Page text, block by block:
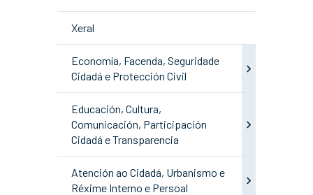
Xeral
Economía, Facenda, Seguridade
Cidadá e Protección Civil
Educación, Cultura,
Comunicación, Participación
Cidadá e Transparencia
Atención ao Cidadá, Urbanismo e
Réxime Interno e Persoal